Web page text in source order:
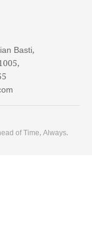
Basti,
of Time, Always.